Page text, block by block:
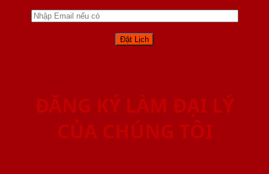
ĐĂNG KÝ LÀM ĐẠI LÝ
CỦA CHÚNG TÔI